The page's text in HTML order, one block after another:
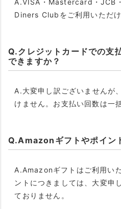
A.VISA・Mastercard・JCB
Diners Clubをご利用いただけ
Q.クレジットカードでの支
できますか？
A.大変申し訳ございませんが
けません。お支払い回数は一
Q.Amazonギフトやポイン
A.Amazonギフトはご利用い
ントにつきましては、大変申
ておりません。